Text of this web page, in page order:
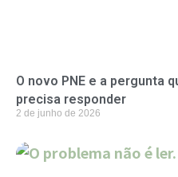
O novo PNE e a pergunta
precisa responder
2 de junho de 2026